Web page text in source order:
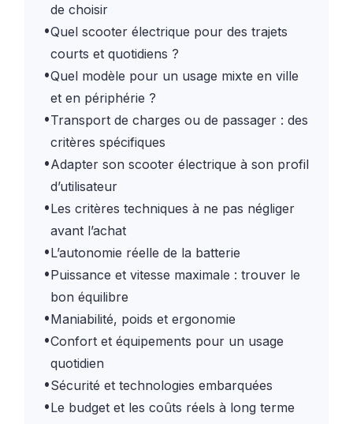
de choisir
•Quel scooter électrique pour des trajets
courts et quotidiens ?
•Quel modèle pour un usage mixte en ville
et en périphérie ?
•Transport de charges ou de passager : des
critères spécifiques
•Adapter son scooter électrique à son profil
d’utilisateur
•Les critères techniques à ne pas négliger
avant l’achat
•L’autonomie réelle de la batterie
•Puissance et vitesse maximale : trouver le
bon équilibre
•Maniabilité, poids et ergonomie
•Confort et équipements pour un usage
quotidien
•Sécurité et technologies embarquées
•Le budget et les coûts réels à long terme